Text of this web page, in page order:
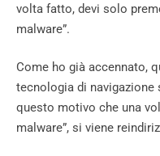
volta fatto, devi solo
malware”.
Come ho già accennato,
tecnologia di navigazione
questo motivo che una
malware”, si viene